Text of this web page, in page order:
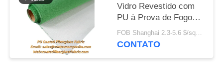
Vidro Revestido com
PU à Prova de Fogo
com Resistência à
Temperatura de 550°C
FOB Shanghai 2.3-5.6 $/sqm MOQ:20 rolos
CONTATO